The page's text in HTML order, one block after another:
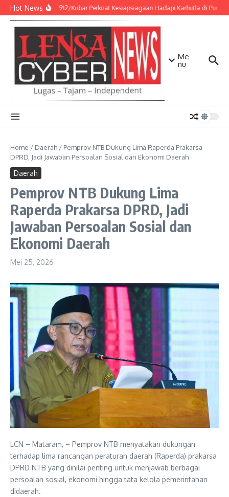
Lewati ke konten
Hot NewsKodim 0912/Kubar Perkuat Kesiapsiagaan Hadapi Karhutla di Puncak
Me
nu
Home / Daerah / Pemprov NTB Dukung Lima Raperda Prakarsa
DPRD, Jadi Jawaban Persoalan Sosial dan Ekonomi Daerah
Daerah
Pemprov NTB Dukung Lima
Raperda Prakarsa DPRD, Jadi
Jawaban Persoalan Sosial dan
Ekonomi Daerah
Mei 25, 2026
LCN – Mataram, – Pemprov NTB menyatakan dukungan
terhadap lima rancangan peraturan daerah (Raperda) prakarsa
DPRD NTB yang dinilai penting untuk menjawab berbagai
persoalan sosial, ekonomi hingga tata kelola pemerintahan
didaerah.